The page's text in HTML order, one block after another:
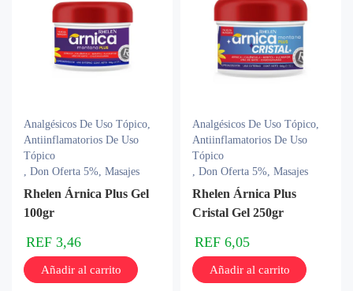
Analgésicos De Uso Tópico,
Antiinflamatorios De Uso
Tópico
, Don Oferta 5%, Masajes
Rhelen Árnica Plus Gel
100gr
REF 3,46
Añadir al carrito
Analgésicos De Uso Tópico,
Antiinflamatorios De Uso
Tópico
, Don Oferta 5%, Masajes
Rhelen Árnica Plus
Cristal Gel 250gr
REF 6,05
Añadir al carrito